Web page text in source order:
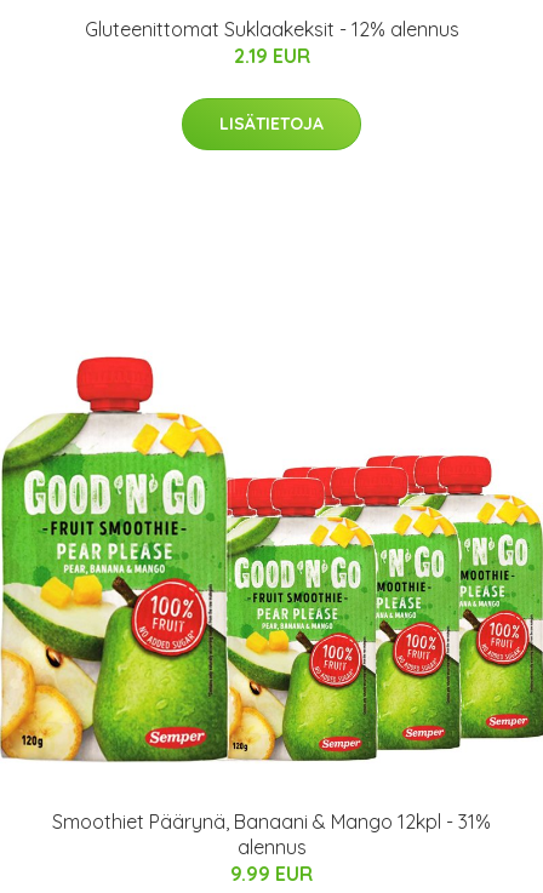
Gluteenittomat Suklaakeksit - 12% alennus
2.19 EUR
LISÄTIETOJA
Smoothiet Päärynä, Banaani & Mango 12kpl - 31%
alennus
9.99 EUR